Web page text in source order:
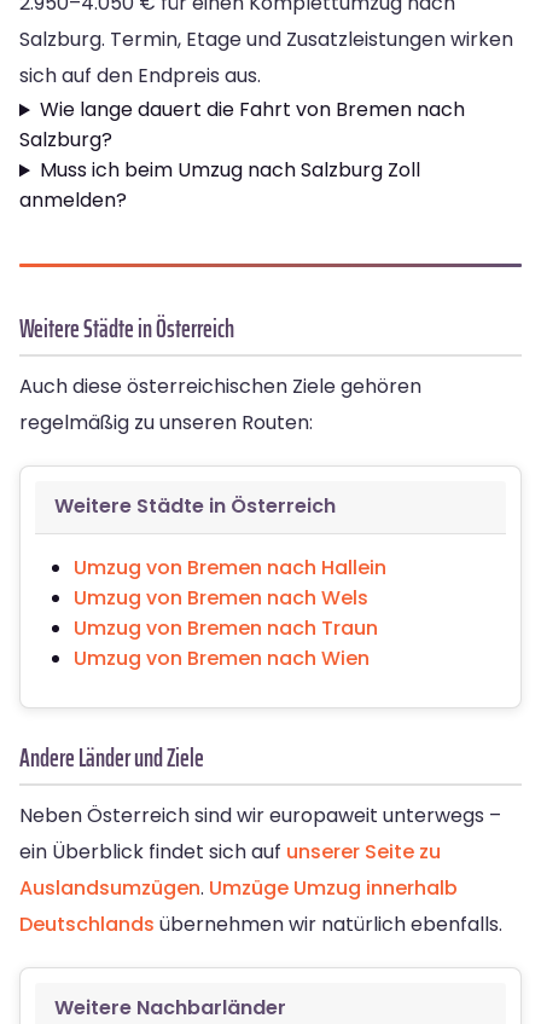
Salzburg. Termin, Etage und Zusatzleistungen wirken
sich auf den Endpreis aus.
Wie lange dauert die Fahrt von Bremen nach
Salzburg?
Muss ich beim Umzug nach Salzburg Zoll
anmelden?
Weitere Städte in Österreich
Auch diese österreichischen Ziele gehören
regelmäßig zu unseren Routen:
Weitere Städte in Österreich
Umzug von Bremen nach Hallein
Umzug von Bremen nach Wels
Umzug von Bremen nach Traun
Umzug von Bremen nach Wien
Andere Länder und Ziele
Neben Österreich sind wir europaweit unterwegs –
ein Überblick findet sich auf unserer Seite zu
Auslandsumzügen. Umzüge Umzug innerhalb
Deutschlands übernehmen wir natürlich ebenfalls.
Weitere Nachbarländer